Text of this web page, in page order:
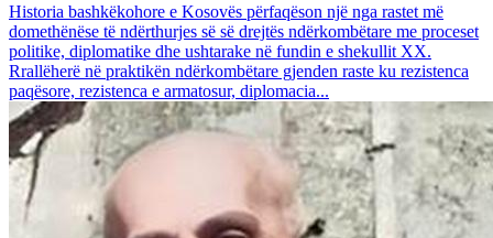
Historia bashkëkohore e Kosovës përfaqëson një nga rastet më
domethënëse të ndërthurjes së së drejtës ndërkombëtare me proceset
politike, diplomatike dhe ushtarake në fundin e shekullit XX.
Rrallëherë në praktikën ndërkombëtare gjenden raste ku rezistenca
paqësore, rezistenca e armatosur, diplomacia...